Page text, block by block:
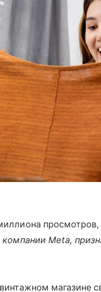
просмотров,
Meta,
магазине